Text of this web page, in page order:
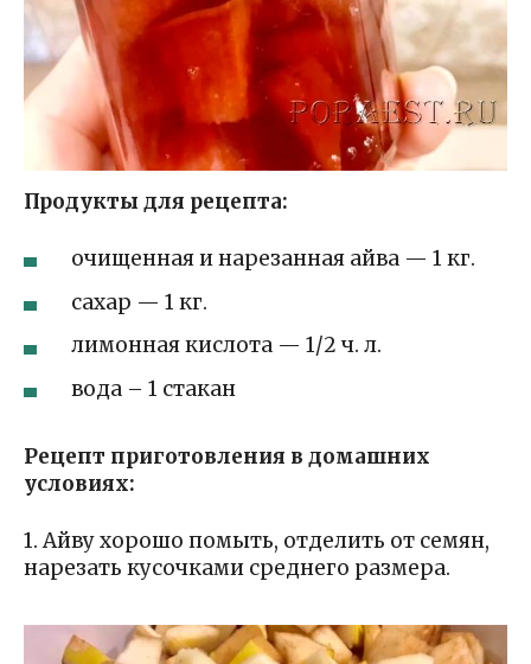
Продукты для рецепта:
очищенная и нарезанная айва — 1 кг.
сахар — 1 кг.
лимонная кислота — 1/2 ч. л.
вода – 1 стакан
Рецепт приготовления в домашних
условиях:
1. Айву хорошо помыть, отделить от семян,
нарезать кусочками среднего размера.